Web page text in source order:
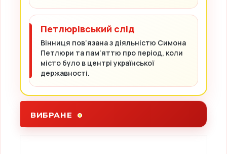
Петлюрівський слід
Вінниця пов’язана з діяльністю Симона
Петлюри та пам’яттю про період, коли
місто було в центрі української
державності.
ВИБРАНЕ